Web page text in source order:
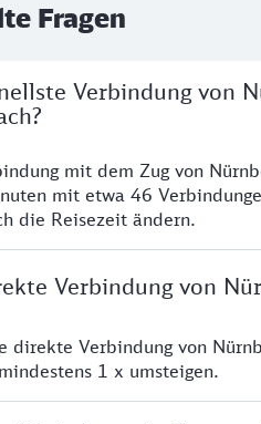
Fragen
Verbindung von
mit dem Zug von
mit etwa 46
die Reisezeit ändern.
Verbindung von
direkte Verbindung von
1 x umsteigen.